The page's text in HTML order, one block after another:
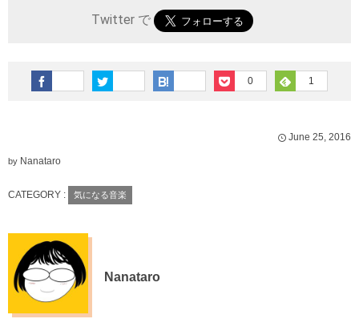
Twitter で
0 1
June 25 2016
by Nanataro
CATEGORY : 気になる音楽
Nanataro